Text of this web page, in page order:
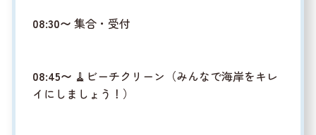
08:30〜 集合・受付
08:45〜 🧹ビーチクリーン（みんなで海岸をキレ
イにしましょう！）